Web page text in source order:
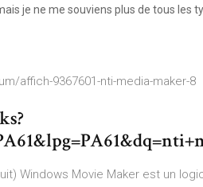
je ne me souviens plus de tous les
affich-9367601-nti-media-maker-8
Windows Movie Maker est un